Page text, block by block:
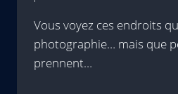
Vous voyez ces endroits
photographie… mais que
prennent…